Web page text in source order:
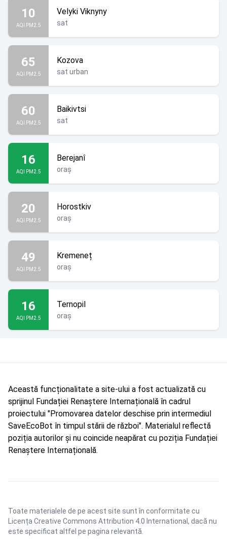
10
AQI PM2.5
Velyki Viknyny
sat
65
AQI PM2.5
Kozova
sat urban
60
AQI PM2.5
Baikivtsi
sat
16
AQI PM2.5
Berejanî
oraș
20
AQI PM2.5
Horostkiv
oraș
49
AQI PM2.5
Kremeneț
oraș
16
AQI PM2.5
Ternopil
oraș
Această funcționalitate a site-ului a fost actualizată cu
sprijinul Fundației Renaștere Internațională în cadrul
proiectului "Promovarea datelor deschise prin intermediul
SaveEcoBot în timpul stării de război". Materialul reflectă
poziția autorilor și nu coincide neapărat cu poziția Fundației
Renaștere Internațională.
Toate materialele de pe acest site sunt în conformitate cu
Licența Creative Commons Attribution 4.0 International , dacă nu
este specificat altfel pe pagina relevantă.